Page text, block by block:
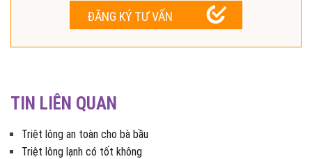
ĐĂNG KÝ TƯ VẤN
TIN LIÊN QUAN
Triệt lông an toàn cho bà bầu
Triệt lông lạnh có tốt không